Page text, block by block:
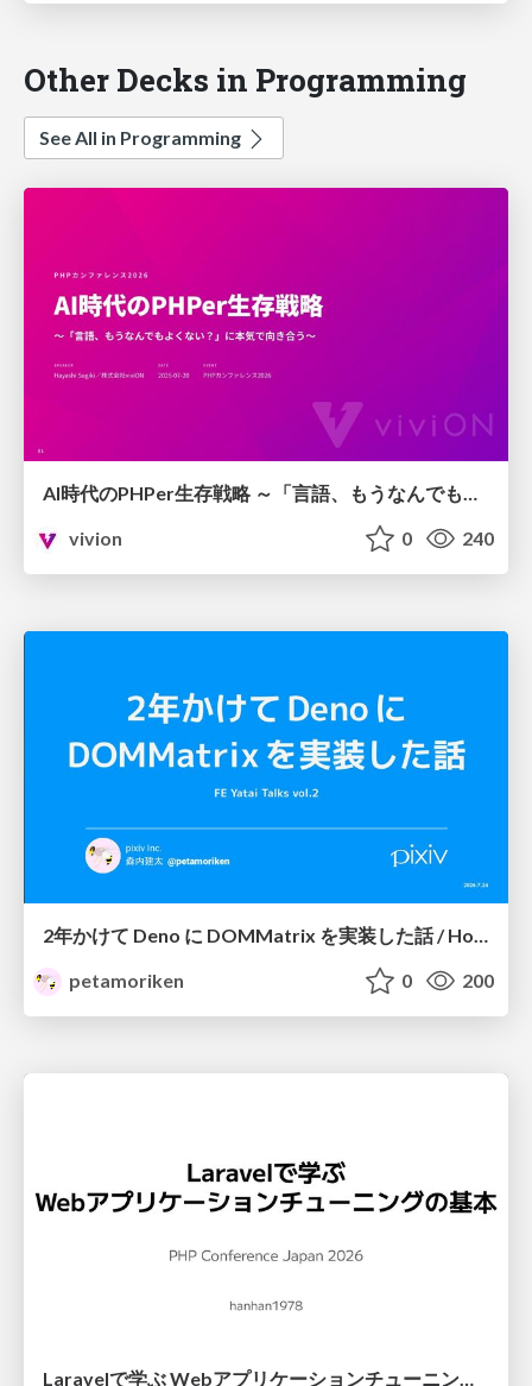
Other Decks in Programming
See All in Programming
vivion
0 240
2年かけて Deno に DOMMatrix を実装した話 / How I implemented DOMMatrix in Deno over two years
petamoriken
0 200